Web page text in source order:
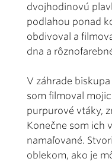
dvojhodinovú
podlahou ponad
obdivoval a
dna a
V záhrade
som filmoval
purpurové vtáky,
Konečne som ich
namaľované.
oblekom, ako je